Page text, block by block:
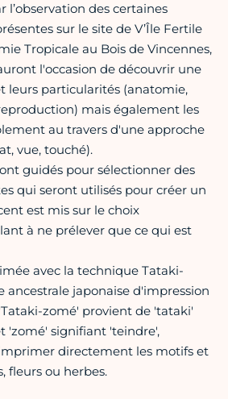
l’observation des certaines
sur le site de V’Île Fertile
Tropicale au Bois de Vincennes,
l'occasion de découvrir une
leurs particularités (anatomie,
mais également les
au travers d'une approche
vue, touché).
guidés pour sélectionner des
qui seront utilisés pour créer un
est mis sur le choix
à ne prélever que ce qui est
avec la technique Tataki-
ancestrale japonaise d'impression
zomé' provient de 'tataki'
'zomé' signifiant 'teindre',
directement les motifs et
fleurs ou herbes.